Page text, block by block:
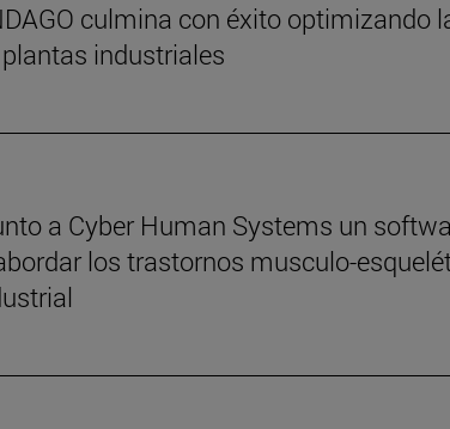
culmina con éxito optimizando
industriales
a Cyber Human Systems un
los trastornos musculo-